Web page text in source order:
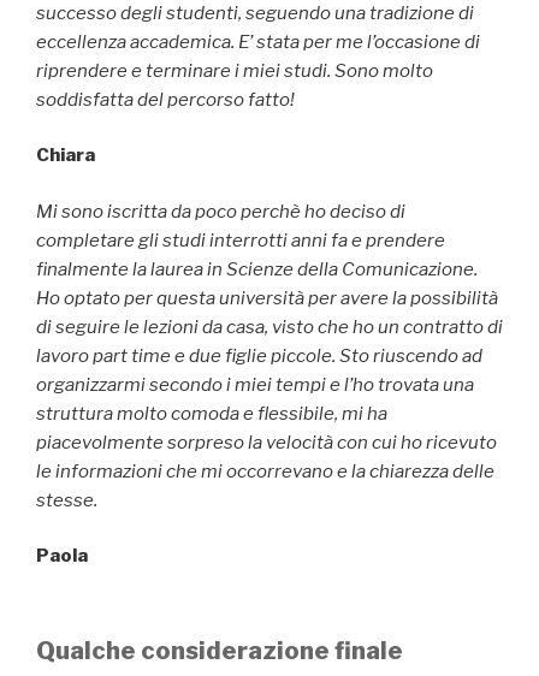
successo degli studenti, seguendo una tradizione di
eccellenza accademica. E’ stata per me l’occasione di
riprendere e terminare i miei studi. Sono molto
soddisfatta del percorso fatto!
Chiara
Mi sono iscritta da poco perchè ho deciso di
completare gli studi interrotti anni fa e prendere
finalmente la laurea in Scienze della Comunicazione.
Ho optato per questa università per avere la possibilità
di seguire le lezioni da casa, visto che ho un contratto di
lavoro part time e due figlie piccole. Sto riuscendo ad
organizzarmi secondo i miei tempi e l’ho trovata una
struttura molto comoda e flessibile, mi ha
piacevolmente sorpreso la velocità con cui ho ricevuto
le informazioni che mi occorrevano e la chiarezza delle
stesse.
Paola
Qualche considerazione finale